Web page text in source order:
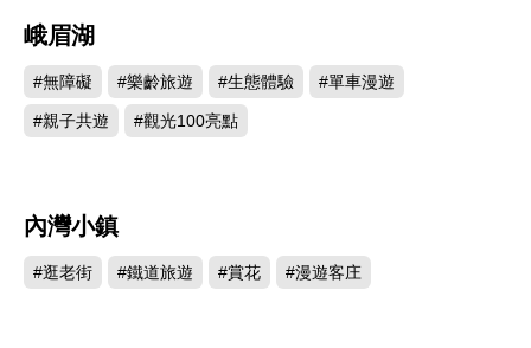
峨眉湖
#無障礙 #樂齡旅遊 #生態體驗 #單車漫遊
#親子共遊 #觀光100亮點
內灣小鎮
#逛老街 #鐵道旅遊 #賞花 #漫遊客庄